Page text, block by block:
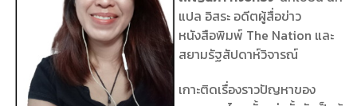
แปล อิสระ อดีตผู้สื่อข่าว
หนังสือพิมพ์ The Nation และ
สยามรัฐสัปดาห์วิจารณ์
เกาะติดเรื่องราวปัญหาของ